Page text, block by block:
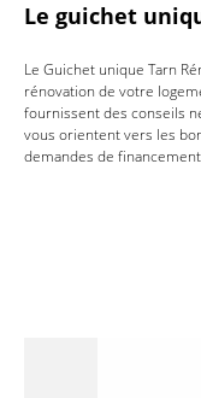
Le guichet
Le Guichet unique Tarn
rénovation de votre
fournissent des conseils
vous orientent vers les
demandes de